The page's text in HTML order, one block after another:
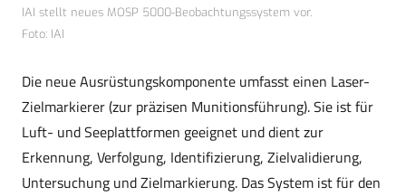
IAI stellt neues MOSP 5000-Beobachtungssystem vor.
Foto: IAI
Die neue Ausrüstungskomponente umfasst einen Laser-
Zielmarkierer (zur präzisen Munitionsführung). Sie ist für
Luft- und Seeplattformen geeignet und dient zur
Erkennung, Verfolgung, Identifizierung, Zielvalidierung,
Untersuchung und Zielmarkierung. Das System ist für den